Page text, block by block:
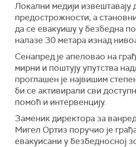
Локални медији извештавају
предострожности, а
да се евакуишу у безбедна
налазе 30 метара изнад
Сенапред је апеловао на
мирни и поштују упутства
проглашен је највишим
би се активирали сви
помоћ и интервенцију.
Заменик директора за
Мигел Ортиз поручио је
евакуисани у безбедносној